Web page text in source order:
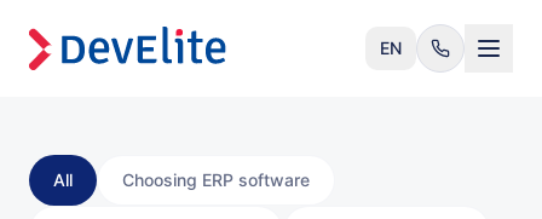
EN
All Choosing ERP software